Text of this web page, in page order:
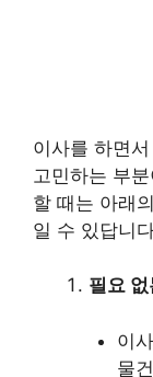
이사를 하면
고민하는 부
할 때는 아래
일 수 있답니
필요 없
이
물